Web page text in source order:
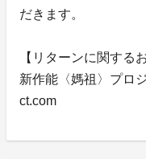
だきます。
【リターンに関する
新作能〈媽祖〉プロ
ct.com